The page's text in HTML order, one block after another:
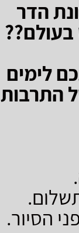
בשכונת הדר
לימים
התרבות